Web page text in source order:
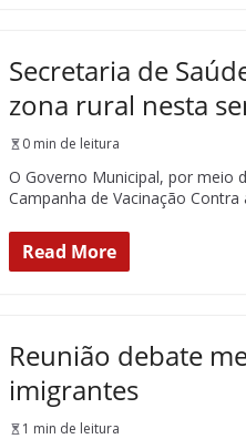
Secretaria de
zona rural nesta
0 min de leitura
O Governo Municipal, por meio
Campanha de Vacinação Contra
Read More
Reunião debate
imigrantes
1 min de leitura